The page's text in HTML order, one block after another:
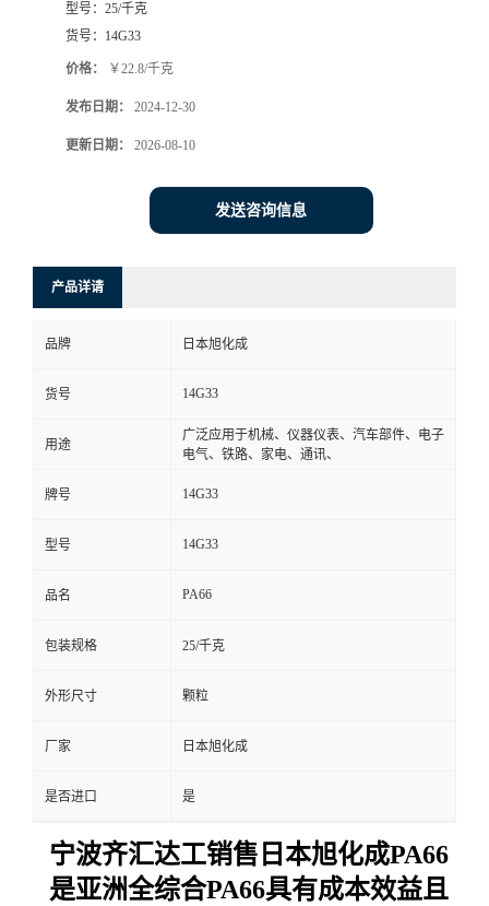
型号： 25/千克
货号： 14G33
价格： ￥22.8/千克
发布日期： 2024-12-30
更新日期： 2026-08-10
发送咨询信息
产品详请
品牌 日本旭化成
货号 14G33
用途
广泛应用于机械、仪器仪表、汽车部件、电子
电气、铁路、家电、通讯、
牌号 14G33
型号 14G33
品名 PA66
包装规格 25/千克
外形尺寸 颗粒
厂家 日本旭化成
是否进口 是
宁波齐汇达工销售日本旭化成PA66
是亚洲全综合PA66具有成本效益且